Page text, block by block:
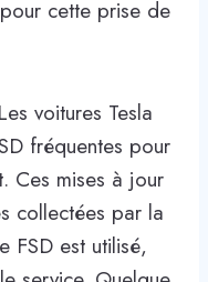
cette prise de
voitures Tesla
fréquentes pour
Ces mises à jour
collectées par la
FSD est utilisé,